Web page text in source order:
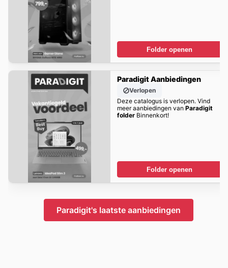
Folder openen
Paradigit Aanbiedingen
Verlopen
Deze catalogus is verlopen. Vind
meer aanbiedingen van Paradigit
folderBinnenkort!
Folder openen
Paradigit's laatste aanbiedingen